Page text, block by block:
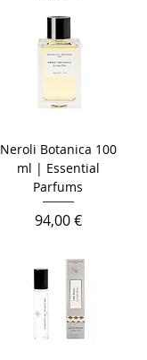
Neroli Botanica 100
ml | Essential
Parfums
Prix
94,00 €